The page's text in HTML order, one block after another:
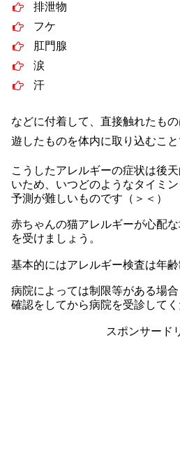
排泄物
フケ
肛門腺
涙
汗
などに付着して、直接触れたも
遊したものを体内に取り込むこと
こうしたアレルギーの症状は後
いため、いつどのようなタイミ
予測が難しいものです（＞＜）
赤ちゃんの猫アレルギーが心配
を受けましょう。
基本的にはアレルギー検査は年齢
病院によっては制限等がある場
確認をしてから病院を受診してく
スポンサード